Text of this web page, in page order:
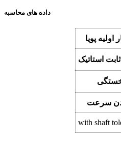
داده های محاسبه
اولیه پویا
استاتیک
خستگی
سرعت
with shaft